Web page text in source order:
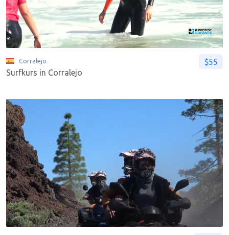
Corralejo
Surfkurs in Corralejo
$55